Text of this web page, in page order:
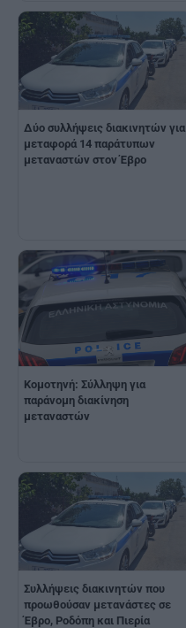
Δύο συλλήψεις διακινητών για
μεταφορά 14 παράτυπων
μεταναστών στον Έβρο
Κομοτηνή: Σύλληψη για
παράνομη διακίνηση
μεταναστών
Συλλήψεις διακινητών που
προωθούσαν μετανάστες σε
Έβρο, Ροδόπη και Πιερία